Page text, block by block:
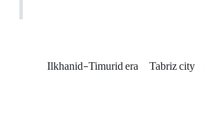
Ilkhanid-Timurid era Tabriz city